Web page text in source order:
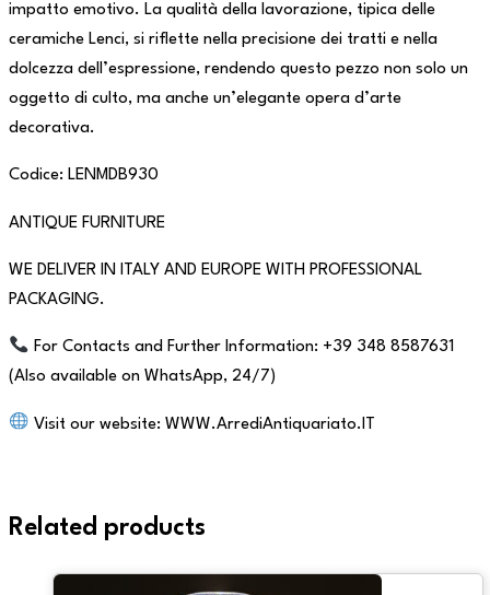
impatto emotivo. La qualità della lavorazione, tipica delle
ceramiche Lenci, si riflette nella precisione dei tratti e nella
dolcezza dell’espressione, rendendo questo pezzo non solo un
oggetto di culto, ma anche un’elegante opera d’arte
decorativa.
Codice: LENMDB930
ANTIQUE FURNITURE
WE DELIVER IN ITALY AND EUROPE WITH PROFESSIONAL
PACKAGING.
For Contacts and Further Information: +39 348 8587631
(Also available on WhatsApp, 24/7)
Visit our website: WWW.ArrediAntiquariato.IT
Related products